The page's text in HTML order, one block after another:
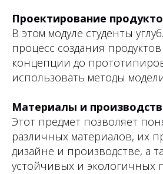
Проектирование
В этом модуле студенты
процесс создания
концепции до
использовать методы
Материалы и
Этот предмет позволяет
различных материалов, их
дизайне и производстве, а
устойчивых и экологичных